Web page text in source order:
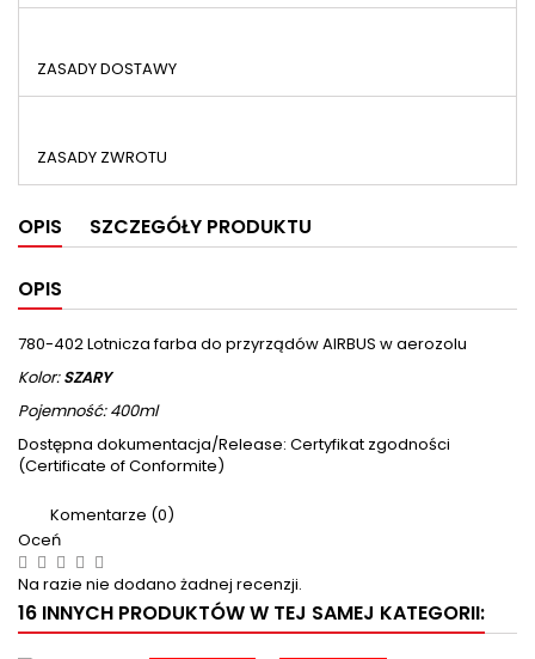
ZASADY DOSTAWY
ZASADY ZWROTU
OPIS SZCZEGÓŁY PRODUKTU
OPIS
780-402 Lotnicza farba do przyrządów AIRBUS w aerozolu
Kolor:SZARY
Pojemność: 400ml
Dostępna dokumentacja/Release: Certyfikat zgodności
(Certificate of Conformite)
Komentarze (0)
Oceń
Na razie nie dodano żadnej recenzji.
16 INNYCH PRODUKTÓW W TEJ SAMEJ KATEGORII: